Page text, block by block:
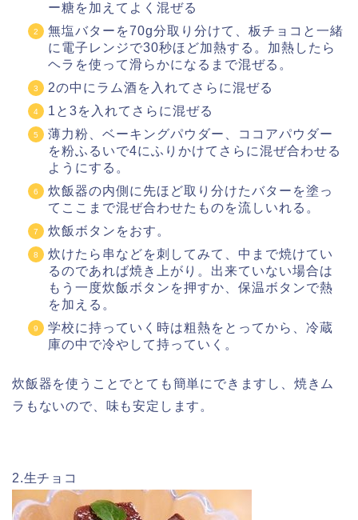
ー糖を加えてよく混ぜる
無塩バターを70g分取り分けて、板チョコと一緒
に電子レンジで30秒ほど加熱する。加熱したら
ヘラを使って滑らかになるまで混ぜる。
2の中にラム酒を入れてさらに混ぜる
1と3を入れてさらに混ぜる
薄力粉、ベーキングパウダー、ココアパウダー
を粉ふるいで4にふりかけてさらに混ぜ合わせる
ようにする。
炊飯器の内側に先ほど取り分けたバターを塗っ
てここまで混ぜ合わせたものを流しいれる。
炊飯ボタンをおす。
炊けたら串などを刺してみて、中まで焼けてい
るのであれば焼き上がり。出来ていない場合は
もう一度炊飯ボタンを押すか、保温ボタンで熱
を加える。
学校に持っていく時は粗熱をとってから、冷蔵
庫の中で冷やして持っていく。
炊飯器を使うことでとても簡単にできますし、焼きム
ラもないので、味も安定します。
2.生チョコ